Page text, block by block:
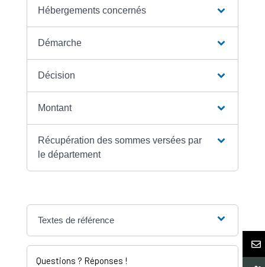
Hébergements concernés
Démarche
Décision
Montant
Récupération des sommes versées par
le département
Textes de référence
Questions ? Réponses !